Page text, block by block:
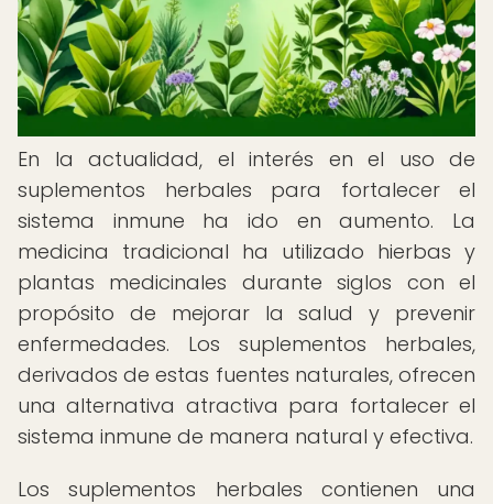
En la actualidad, el interés en el uso de
suplementos herbales para fortalecer el
sistema inmune ha ido en aumento. La
medicina tradicional ha utilizado hierbas y
plantas medicinales durante siglos con el
propósito de mejorar la salud y prevenir
enfermedades. Los suplementos herbales,
derivados de estas fuentes naturales, ofrecen
una alternativa atractiva para fortalecer el
sistema inmune de manera natural y efectiva.
Los suplementos herbales contienen una